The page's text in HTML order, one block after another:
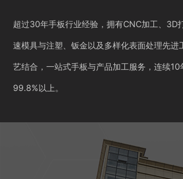
超过30年手板行业经验，拥有CNC加工、3D
速模具与注塑、钣金以及多样化表面处理先进
艺结合，一站式手板与产品加工服务，连续10
99.8%以上。